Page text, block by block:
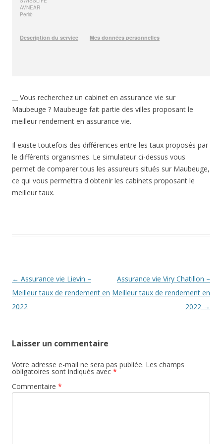
__ Vous recherchez un cabinet en assurance vie sur
Maubeuge ? Maubeuge fait partie des villes proposant le
meilleur rendement en assurance vie.
Il existe toutefois des différences entre les taux proposés par
le différents organismes. Le simulateur ci-dessus vous
permet de comparer tous les assureurs situés sur Maubeuge,
ce qui vous permettra d'obtenir les cabinets proposant le
meilleur taux.
Navigation
des
articles
← Assurance vie Lievin –
Meilleur taux de rendement en
2022
Assurance vie Viry Chatillon –
Meilleur taux de rendement en
2022 →
Laisser un commentaire
Votre adresse e-mail ne sera pas publiée. Les champs
obligatoires sont indiqués avec *
Commentaire *